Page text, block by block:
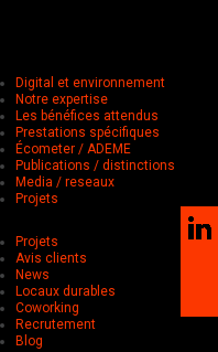
Digital et environnement
Notre expertise
Les bénéfices attendus
Prestations spécifiques
Écometer / ADEME
Publications / distinctions
Media / reseaux
Projets
Projets
Avis clients
News
Locaux durables
Coworking
Recrutement
Blog